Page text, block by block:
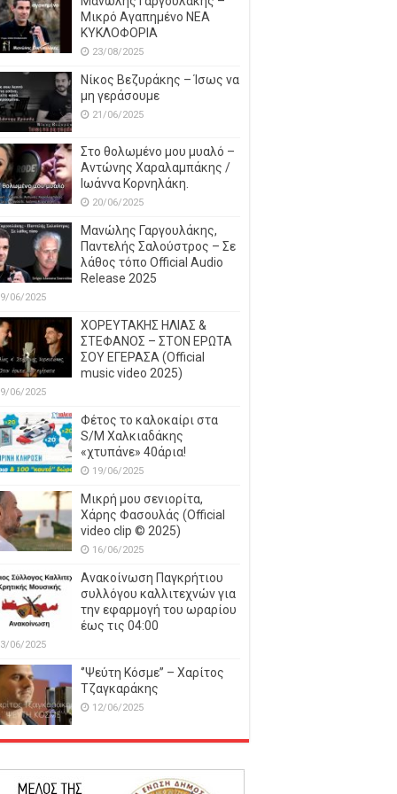
Μικρό Αγαπημένο NEΑ
ΚΥΚΛΟΦΟΡΙΑ
23/08/2025
Νίκος Βεζυράκης – Ίσως να
μη γεράσουμε
21/06/2025
Στο θολωμένο μου μυαλό –
Αντώνης Χαραλαμπάκης /
Ιωάννα Κορνηλάκη.
20/06/2025
Μανώλης Γαργουλάκης,
Παντελής Σαλούστρος – Σε
λάθος τόπο Official Audio
Release 2025
06/2025
ΧΟΡΕΥΤΑΚΗΣ ΗΛΙΑΣ &
ΣΤΕΦΑΝΟΣ – ΣΤΟΝ ΕΡΩΤΑ
ΣΟΥ ΕΓΕΡΑΣΑ (Official
music video 2025)
06/2025
Φέτος το καλοκαίρι στα
S/M Χαλκιαδάκης
«χτυπάνε» 40άρια!
19/06/2025
Μικρή μου σενιορίτα,
Χάρης Φασουλάς (Official
video clip © 2025)
16/06/2025
Ανακοίνωση Παγκρήτιου
συλλόγου καλλιτεχνών για
την εφαρμογή του ωραρίου
έως τις 04:00
06/2025
‘’Ψεύτη Κόσμε’’ – Χαρίτος
Τζαγκαράκης
12/06/2025